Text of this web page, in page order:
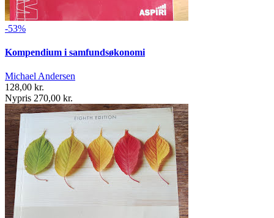
-53%
Kompendium i samfundsøkonomi
Michael Andersen
128,00 kr.
Nypris 270,00 kr.